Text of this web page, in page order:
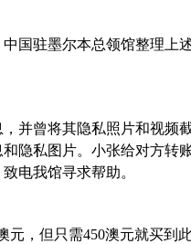
驻墨尔本总领馆整理上
曾将其隐私照片和视频
隐私图片。小张给对方转
电我馆寻求帮助。
，但只需450澳元就买到